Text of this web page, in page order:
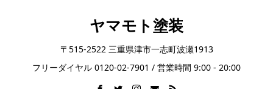
ヤマモト塗装
〒515-2522 三重県津市一志町波瀬1913
フリーダイヤル 0120-02-7901 / 営業時間 9:00 - 20:00